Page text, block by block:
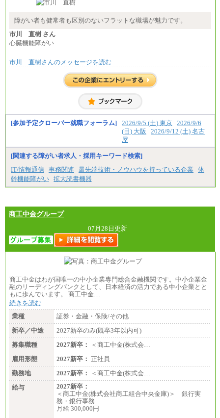
※業務内容・勤務形態に応じて、上記給与の範囲内
※試用期間中も給与に変更はございません
障がい者も健常者も区別のないフラットな職場が魅力です。
市川 直樹 さん
心臓機能障がい
市川 直樹さんのメッセージを読む
[参加予定クローバー就職フォーラム] 2026/9/5 (土) 東京 2026/9/6
(日) 大阪
2026/9/12 (土) 名古
屋
[関連する障がい者求人・採用キーワード検索]
IT/情報通信 事務関連 最先端技術・ノウハウを持っている企業
体
幹機能障がい 拡大読書機器
商工中金グループ
07月28日更新
商工中金はわが国唯一の中小企業専門総合金融機関です。中小企業金
融のリーディングバンクとして、日本経済の活力である中小企業とと
もに歩んでいます。 商工中金…
続きを読む
業種
証券・金融・保険/その他
新卒／中途
2027新卒のみ(既卒3年以内可)
募集職種
2027新卒：
＜商工中金(株式会…
雇用形態
2027新卒： 正社員
勤務地
2027新卒：
＜商工中金(株式会…
給与
2027新卒：
＜商工中金(株式会社商工組合中央金庫)＞ 銀行実
務・銀行事務
月給 300,000円